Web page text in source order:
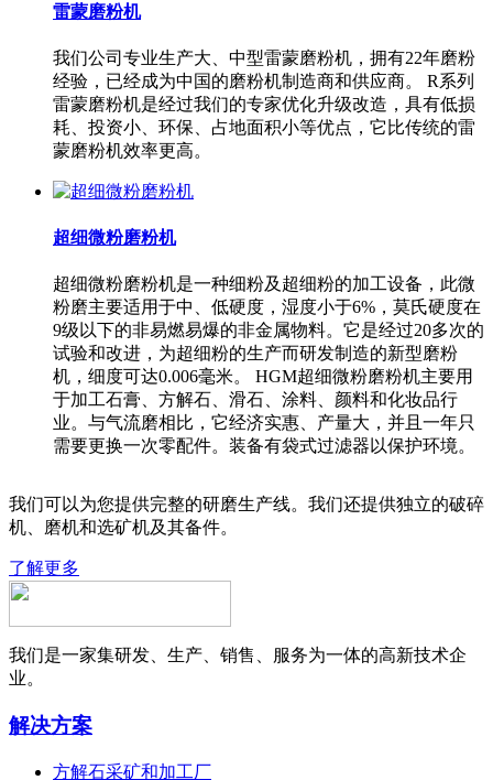
雷蒙磨粉机
我们公司专业生产大、中型雷蒙磨粉机，拥有22年磨粉
经验，已经成为中国的磨粉机制造商和供应商。 R系列
雷蒙磨粉机是经过我们的专家优化升级改造，具有低损
耗、投资小、环保、占地面积小等优点，它比传统的雷
蒙磨粉机效率更高。
超细微粉磨粉机
超细微粉磨粉机是一种细粉及超细粉的加工设备，此微
粉磨主要适用于中、低硬度，湿度小于6%，莫氏硬度在
9级以下的非易燃易爆的非金属物料。它是经过20多次的
试验和改进，为超细粉的生产而研发制造的新型磨粉
机，细度可达0.006毫米。 HGM超细微粉磨粉机主要用
于加工石膏、方解石、滑石、涂料、颜料和化妆品行
业。与气流磨相比，它经济实惠、产量大，并且一年只
需要更换一次零配件。装备有袋式过滤器以保护环境。
我们可以为您提供完整的研磨生产线。我们还提供独立的破碎
机、磨机和选矿机及其备件。
了解更多
我们是一家集研发、生产、销售、服务为一体的高新技术企
业。
解决方案
方解石采矿和加工厂